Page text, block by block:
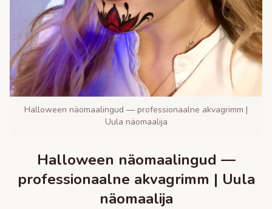
Halloween näomaalingud — professionaalne akvagrimm |
Uula näomaalija
Halloween näomaalingud —
professionaalne akvagrimm | Uula
näomaalija